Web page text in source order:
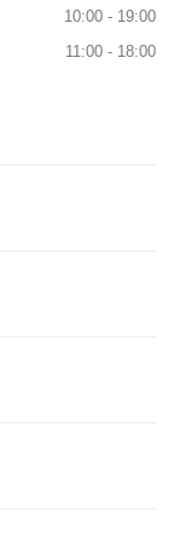
10:00 - 19:00
11:00 - 18:00